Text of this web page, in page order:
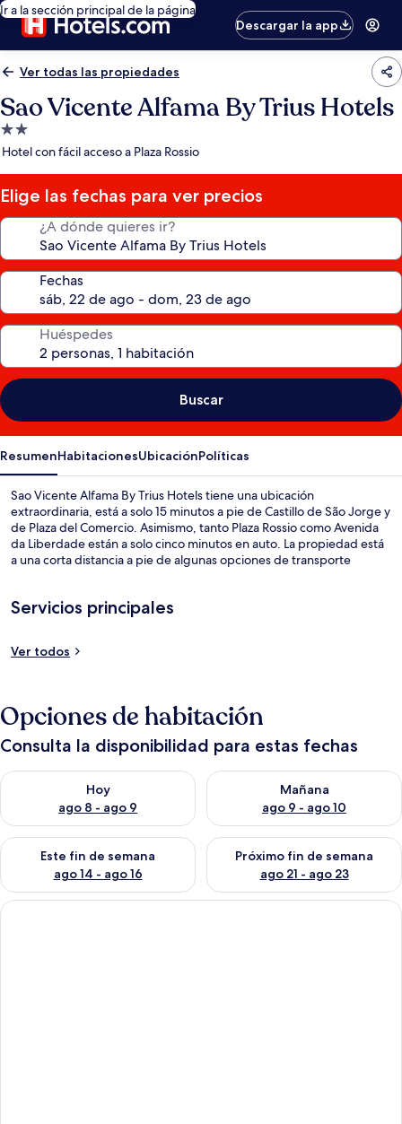
Ir a la sección principal de la página
Descargar la app
Ver todas las propiedades
Sao Vicente Alfama By Trius Hotels
Propiedad
de
estrellas
Hotel con fácil acceso a Plaza Rossio
Elige las fechas para ver precios
¿A dónde quieres ir?
Fechas
Huéspedes
Buscar
ResumenHabitacionesUbicaciónPolíticas
Sao Vicente Alfama By Trius Hotels tiene una ubicación
extraordinaria, está a solo 15 minutos a pie de Castillo de São Jorge y
de Plaza del Comercio. Asimismo, tanto Plaza Rossio como Avenida
da Liberdade están a solo cinco minutos en auto. La propiedad está
a una corta distancia a pie de algunas opciones de transporte
Servicios principales
Ver todos
Opciones de habitación
Consulta la disponibilidad para estas fechas
Hoy
ago 8 - ago 9
Consulta la disponibilidad para hoy ago 8 - ago 9
Mañana
ago 9 - ago 10
Consulta la disponibilidad
Este fin de semana
ago 14 - ago 16
Consulta la disponibilidad para este fin de semana ago 14 -
Próximo fin de semana
ago 21 - ago 23
Consulta la disponibilidad